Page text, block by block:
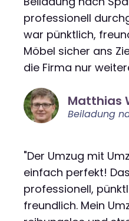
professionell
war pünktlich,
Möbel sicher ans
die Firma nur
Matthias
Beiladung
"Der Umzug mit
einfach perfekt!
professionell,
freundlich. Mein